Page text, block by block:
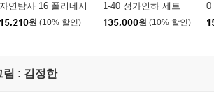
자연탐사 16 폴리네시
아 제도
15,210원 (10% 할인)
1-40 정가인하 세트
135,000원 (10% 할인)
0
림 : 김정한